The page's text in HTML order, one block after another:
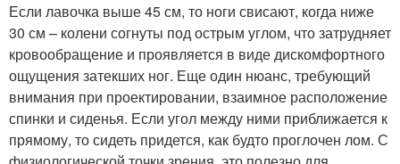
Если лавочка выше 45 см, то ноги свисают, когда ниже
30 см – колени согнуты под острым углом, что затрудняет
кровообращение и проявляется в виде дискомфортного
ощущения затекших ног. Еще один нюанс, требующий
внимания при проектировании, взаимное расположение
спинки и сиденья. Если угол между ними приближается к
прямому, то сидеть придется, как будто проглочен лом. С